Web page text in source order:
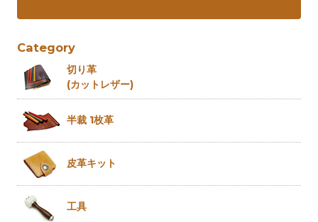
Category
切り革
(カットレザー)
半裁 1枚革
皮革キット
工具